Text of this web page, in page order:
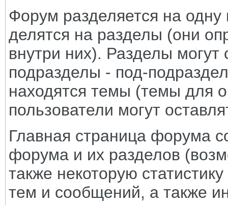
Форум разделяется на одну
делятся на разделы (они
внутри них). Разделы
подразделы - под-
находятся темы (темы для
пользователи могут
Главная страница форума
форума и их разделов
также некоторую
тем и сообщений, а также